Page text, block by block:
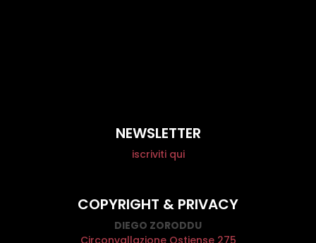
NEWSLETTER
iscriviti qui
COPYRIGHT & PRIVACY
DIEGO ZORODDU